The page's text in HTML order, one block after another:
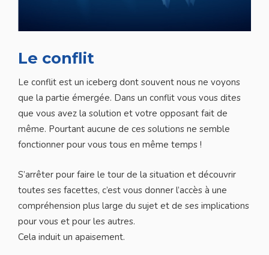
Le conflit
Le conflit est un iceberg dont souvent nous ne voyons
que la partie émergée. Dans un conflit vous vous dites
que vous avez la solution et votre opposant fait de
même. Pourtant aucune de ces solutions ne semble
fonctionner pour vous tous en même temps !
S’arrêter pour faire le tour de la situation et découvrir
toutes ses facettes, c’est vous donner l’accès à une
compréhension plus large du sujet et de ses implications
pour vous et pour les autres.
Cela induit un apaisement.